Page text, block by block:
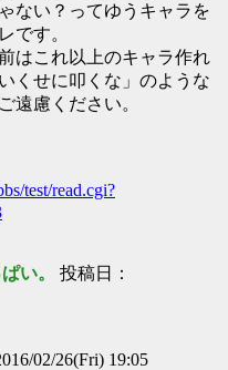
ない？ってゆうキャラを
です。
はこれ以上のキャラ作れ
くせに叩くな」のような
遠慮ください。
test/read.cgi?
い。 投稿日：
02/26(Fri) 19:05